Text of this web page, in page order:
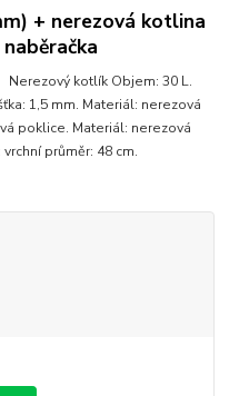
+ nerezová kotlina
kotlík Objem: 30 L.
1,5 mm. Materiál: nerezová
poklice. Materiál: nerezová
průměr: 48 cm.